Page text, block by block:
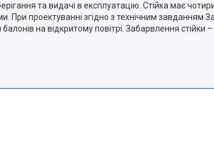
та видачі в експлуатацію. Стійка має
При проектуванні згідно з технічним завданням
на відкритому повітрі. Забарвлення